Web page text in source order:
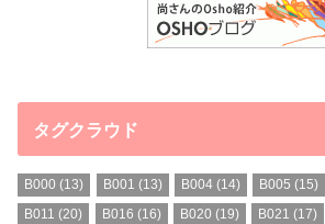
タグクラウド
B000 (13) B001 (13) B004(14) B005 (15)
B011 (20) B016 (16) B020 (19) B021 (17)